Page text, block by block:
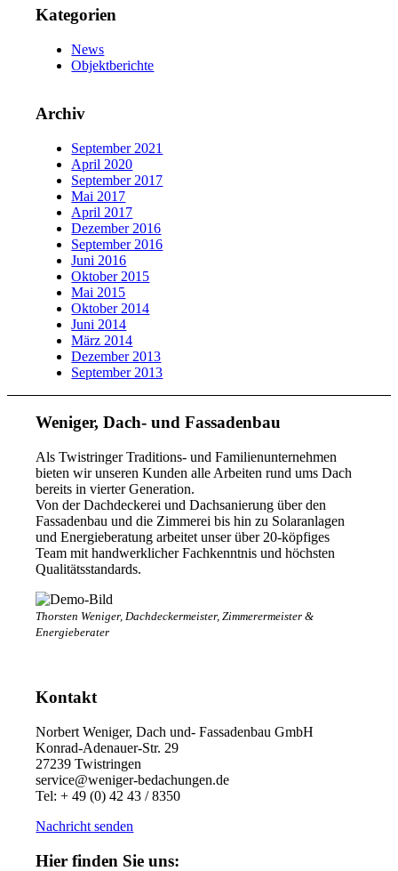
Kategorien
News
Objektberichte
Archiv
September 2021
April 2020
September 2017
Mai 2017
April 2017
Dezember 2016
September 2016
Juni 2016
Oktober 2015
Mai 2015
Oktober 2014
Juni 2014
März 2014
Dezember 2013
September 2013
Weniger, Dach- und Fassadenbau
Als Twistringer Traditions- und Familienunternehmen
bieten wir unseren Kunden alle Arbeiten rund ums Dach
bereits in vierter Generation.
Von der Dachdeckerei und Dachsanierung über den
Fassadenbau und die Zimmerei bis hin zu Solaranlagen
und Energieberatung arbeitet unser über 20-köpfiges
Team mit handwerklicher Fachkenntnis und höchsten
Qualitätsstandards.
Thorsten Weniger, Dachdeckermeister, Zimmerermeister &
Energieberater
Kontakt
Norbert Weniger, Dach und- Fassadenbau GmbH
Konrad-Adenauer-Str. 29
27239 Twistringen
service@weniger-bedachungen.de
Tel: + 49 (0) 42 43 / 8350
Nachricht senden
Hier finden Sie uns: